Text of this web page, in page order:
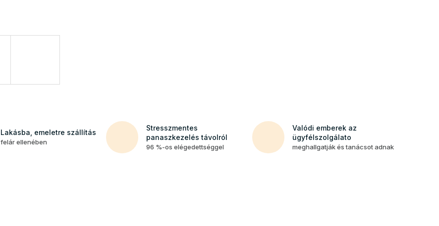
Lakásba, emeletre szállítás
felár ellenében
Stresszmentes
panaszkezelés távolról
96 %-os elégedettséggel
Valódi emberek az
ügyfélszolgálato
meghallgatják és tanácsot adnak